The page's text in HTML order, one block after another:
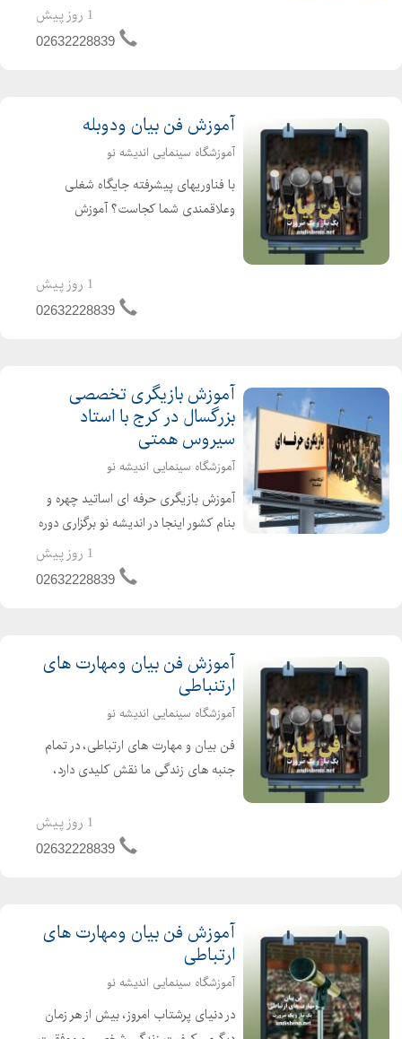
21 سال سابقه درخشان فعالیت در حوزه
هنر و سینما آموزشی تخصصی با مجرب
1 روز پیش
02632228839
آموزش فن بیان ودوبله
آموزشگاه سینمایی اندیشه نو
با فناوریهای پیشرفته جایگاه شغلی
وعلاقمندی شما کجاست؟ آموزش
نوجوانان وبزرگسالان کاملاعملی وکارگاهی
باانجام پروژه های پایا...
1 روز پیش
02632228839
آموزش بازیگری تخصصی
بزرگسال در کرج با استاد
سیروس همتی
آموزشگاه سینمایی اندیشه نو
آموزش بازیگری حرفه ای اساتید چهره و
بنام کشور اینجا در اندیشه نو برگزاری دوره
های بلند مدت وتخصصی آموزش فن
بیان و زبان بدن آموزش نمایشنامه
1 روز پیش
02632228839
آموزش فن بیان ومهارت های
ارتنباطی
آموزشگاه سینمایی اندیشه نو
فن بیان و مهارت های ارتباطی، در تمام
جنبه های زندگی ما نقش کلیدی دارد،
بزرگ وحرفه ای ختم نمی شود بلکه در
مکالمات رو مره، جلسات کاری، و حتی
1 روز پیش
02632228839
آموزش فن بیان ومهارت های
ارتباطی
آموزشگاه سینمایی اندیشه نو
در دنیای پرشتاب امروز، بیش از هر زمان